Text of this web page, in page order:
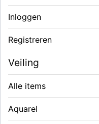
Inloggen
Registreren
Veiling
Alle items
Aquarel